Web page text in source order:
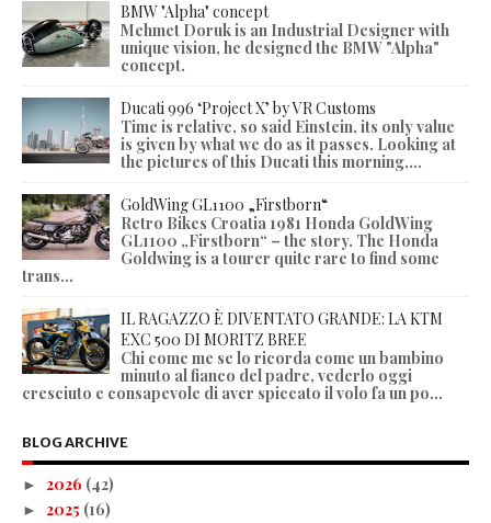
BMW "Alpha" concept
Mehmet Doruk is an Industrial Designer with
unique vision, he designed the BMW "Alpha"
concept.
Ducati 996 ‘Project X’ by VR Customs
Time is relative, so said Einstein, its only value
is given by what we do as it passes. Looking at
the pictures of this Ducati this morning,...
GoldWing GL1100 „Firstborn“
Retro Bikes Croatia 1981 Honda GoldWing
GL1100 „Firstborn“ – the story. The Honda
Goldwing is a tourer quite rare to find some
trans...
IL RAGAZZO È DIVENTATO GRANDE: LA KTM
EXC 500 DI MORITZ BREE
Chi come me se lo ricorda come un bambino
minuto al fianco del padre, vederlo oggi
cresciuto e consapevole di aver spiccato il volo fa un po...
BLOG ARCHIVE
► 2026 (42)
► 2025 (16)